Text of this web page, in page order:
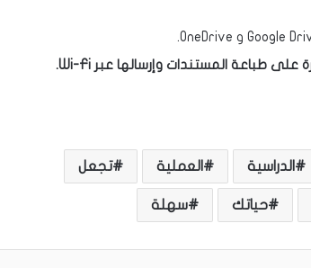
الدراسية العملية تجعل
حياتك سهلة